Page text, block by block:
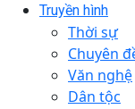
Truyền hình
Thời sự
Chuyên
Văn nghệ
Dân tộc